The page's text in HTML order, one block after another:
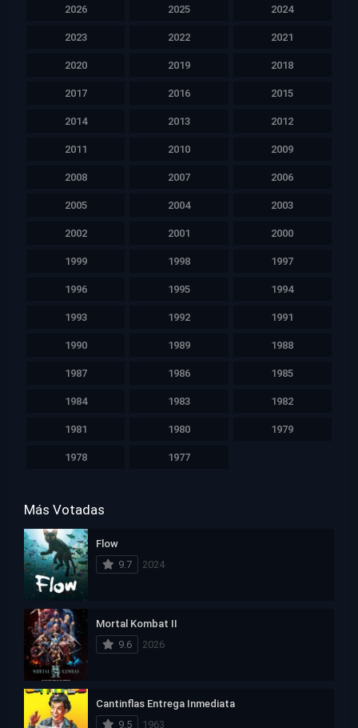
2026 2025 2024
2023 2022 2021
2020 2019 2018
2017 2016 2015
2014 2013 2012
2011 2010 2009
2008 2007 2006
2005 2004 2003
2002 2001 2000
1999 1998 1997
1996 1995 1994
1993 1992 1991
1990 1989 1988
1987 1986 1985
1984 1983 1982
1981 1980 1979
1978 1977
Más Votadas
Flow
9.7
2024
Mortal Kombat II
9.6
2026
Cantinflas Entrega Inmediata
9.5
1963